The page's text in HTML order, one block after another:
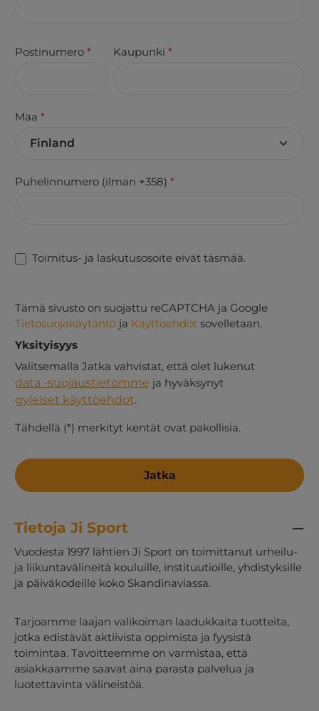
Postinumero * Kaupunki *
Maa *
Puhelinnumero (ilman +358) *
Toimitus- ja laskutusosoite eivät täsmää.
Tämä sivusto on suojattu reCAPTCHA ja Google
Tietosuojakäytäntö ja Käyttöehdot sovelletaan.
Yksityisyys
Valitsemalla Jatka vahvistat, että olet lukenut
data -suojaustietomme ja hyväksynyt
gyleiset käyttöehdot.
Tähdellä (*) merkityt kentät ovat pakollisia.
Jatka
Tietoja Ji Sport
Vuodesta 1997 lähtien Ji Sport on toimittanut urheilu-
ja liikuntavälineitä kouluille, instituutioille, yhdistyksille
ja päiväkodeille koko Skandinaviassa.
Tarjoamme laajan valikoiman laadukkaita tuotteita,
jotka edistävät aktiivista oppimista ja fyysistä
toimintaa. Tavoitteemme on varmistaa, että
asiakkaamme saavat aina parasta palvelua ja
luotettavinta välineistöä.